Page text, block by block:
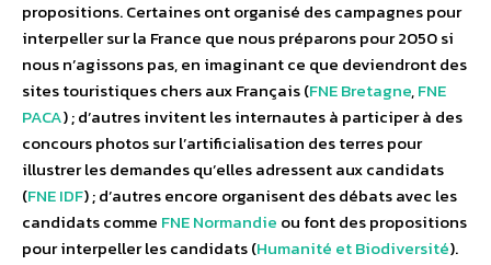
propositions. Certaines ont organisé des campagnes pour
interpeller sur la France que nous préparons pour 2050 si
nous n’agissons pas, en imaginant ce que deviendront des
sites touristiques chers aux Français (FNE Bretagne,FNE
PACA) ; d’autres invitent les internautes à participer à des
concours photos sur l’artificialisation des terres pour
illustrer les demandes qu’elles adressent aux candidats
(FNE IDF) ; d’autres encore organisent des débats avec les
candidats comme FNE Normandie ou font des propositions
pour interpeller les candidats (Humanité et Biodiversité).